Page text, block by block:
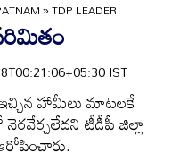
»TDP LEADER
IST
ఇచ్చిన హామీలు మాటలకే
టీడీపీ జిల్లా